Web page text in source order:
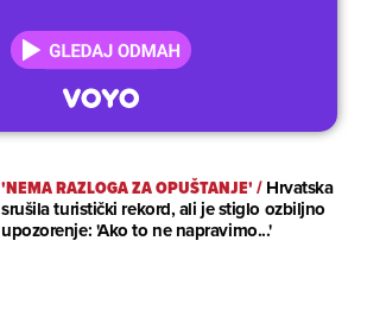
'NEMA RAZLOGA ZA OPUŠTANJE'/Hrvatska
srušila turistički rekord, ali je stiglo ozbiljno
upozorenje: 'Ako to ne napravimo...'